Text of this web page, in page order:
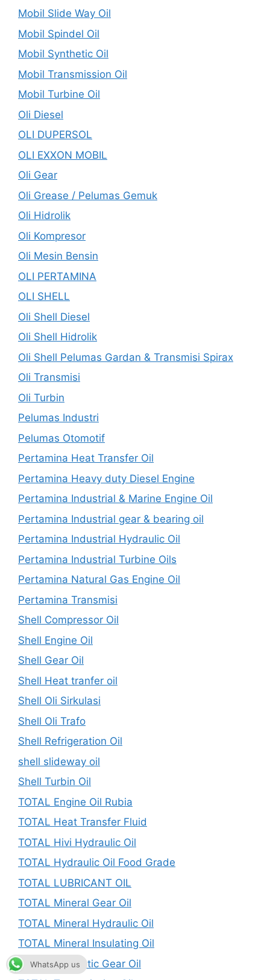
Mobil Slide Way Oil
Mobil Spindel Oil
Mobil Synthetic Oil
Mobil Transmission Oil
Mobil Turbine Oil
Oli Diesel
OLI DUPERSOL
OLI EXXON MOBIL
Oli Gear
Oli Grease / Pelumas Gemuk
Oli Hidrolik
Oli Kompresor
Oli Mesin Bensin
OLI PERTAMINA
OLI SHELL
Oli Shell Diesel
Oli Shell Hidrolik
Oli Shell Pelumas Gardan & Transmisi Spirax
Oli Transmisi
Oli Turbin
Pelumas Industri
Pelumas Otomotif
Pertamina Heat Transfer Oil
Pertamina Heavy duty Diesel Engine
Pertamina Industrial & Marine Engine Oil
Pertamina Industrial gear & bearing oil
Pertamina Industrial Hydraulic Oil
Pertamina Industrial Turbine Oils
Pertamina Natural Gas Engine Oil
Pertamina Transmisi
Shell Compressor Oil
Shell Engine Oil
Shell Gear Oil
Shell Heat tranfer oil
Shell Oli Sirkulasi
Shell Oli Trafo
Shell Refrigeration Oil
shell slideway oil
Shell Turbin Oil
TOTAL Engine Oil Rubia
TOTAL Heat Transfer Fluid
TOTAL Hivi Hydraulic Oil
TOTAL Hydraulic Oil Food Grade
TOTAL LUBRICANT OIL
TOTAL Mineral Gear Oil
TOTAL Mineral Hydraulic Oil
TOTAL Mineral Insulating Oil
TOTAL Synthetic Gear Oil
WhatsApp us